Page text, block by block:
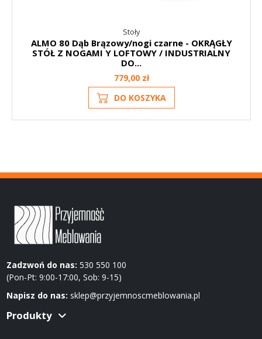
Stoły
ALMO 80 Dąb Brązowy/nogi czarne - OKRĄGŁY
STÓŁ Z NOGAMI Y LOFTOWY / INDUSTRIALNY
DO...
779,00 zł
DO KOSZYKA
Zadzwoń do nas: 530 550 100
(Pon-Pt: 9:00-17:00, Sob: 9-15)
Napisz do nas: sklep@przyjemnoscmeblowania.pl
Produkty